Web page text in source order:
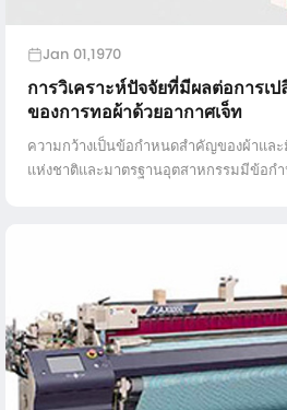
Jan 01,1970
การวิเคราะห์ปัจจัยที่มีผลต่อการเ
ของการทอผ้าด้วยอากาศเจ็ท
ความกว้างเป็นข้อกำหนดสำคัญของผ้าแล
แห่งชาติและมาตรฐานอุตสาหกรรมมีข้อก